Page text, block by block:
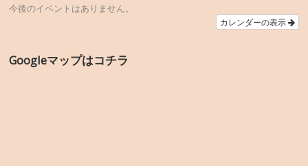
今後のイベントはありません。
カレンダーの表示
Googleマップはコチラ